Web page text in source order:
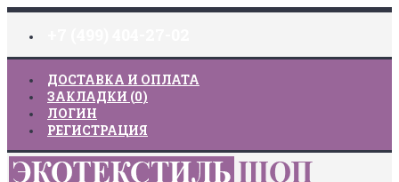
ДОСТАВКА И ОПЛАТА
ЗАКЛАДКИ (0)
ЛОГИН
РЕГИСТРАЦИЯ